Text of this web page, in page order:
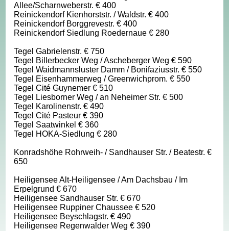
Allee/Scharnweberstr. € 400
Reinickendorf Kienhorststr. / Waldstr. € 400
Reinickendorf Borggrevestr. € 400
Reinickendorf Siedlung Roedernaue € 280
Tegel Gabrielenstr. € 750
Tegel Billerbecker Weg / Ascheberger Weg € 590
Tegel Waidmannsluster Damm / Bonifaziusstr. € 550
Tegel Eisenhammerweg / Greenwichprom. € 550
Tegel Cité Guynemer € 510
Tegel Liesborner Weg / an Neheimer Str. € 500
Tegel Karolinenstr. € 490
Tegel Cité Pasteur € 390
Tegel Saatwinkel € 360
Tegel HOKA-Siedlung € 280
Konradshöhe Rohrweih- / Sandhauser Str. / Beatestr. €
650
Heiligensee Alt-Heiligensee / Am Dachsbau / Im
Erpelgrund € 670
Heiligensee Sandhauser Str. € 670
Heiligensee Ruppiner Chaussee € 520
Heiligensee Beyschlagstr. € 490
Heiligensee Regenwalder Weg € 390